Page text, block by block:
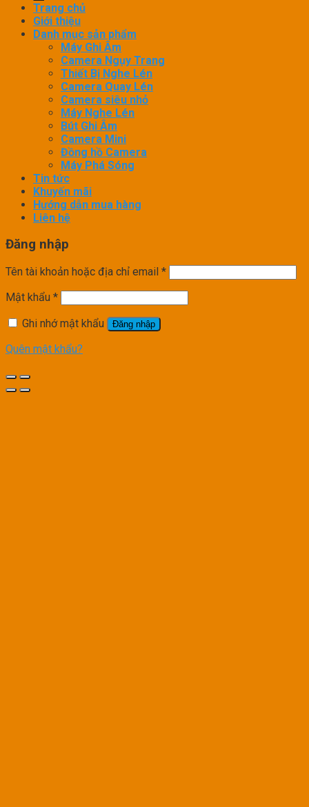
Trang chủ
Giới thiệu
Danh mục sản phẩm
Máy Ghi Âm
Camera Ngụy Trang
Thiết Bị Nghe Lén
Camera Quay Lén
Camera siêu nhỏ
Máy Nghe Lén
Bút Ghi Âm
Camera Mini
Đồng hồ Camera
Máy Phá Sóng
Tin tức
Khuyến mãi
Hướng dẫn mua hàng
Liên hệ
Đăng nhập
Tên tài khoản hoặc địa chỉ email *
Mật khẩu *
Ghi nhớ mật khẩu
Đăng nhập
Quên mật khẩu?